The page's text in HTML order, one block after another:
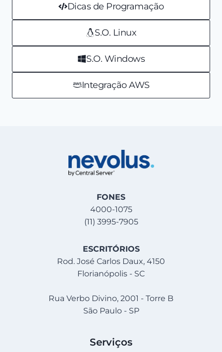
Dicas de Programação
S.O. Linux
S.O. Windows
Integração AWS
FONES
4000-1075
(11) 3995-7905
ESCRITÓRIOS
Rod. José Carlos Daux, 4150
Florianópolis - SC
Rua Verbo Divino, 2001 - Torre B
São Paulo - SP
Serviços